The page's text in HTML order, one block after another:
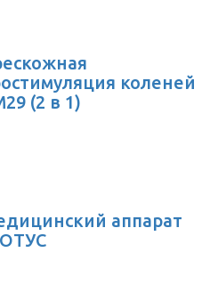
коленей
(2 в 1)
аппарат